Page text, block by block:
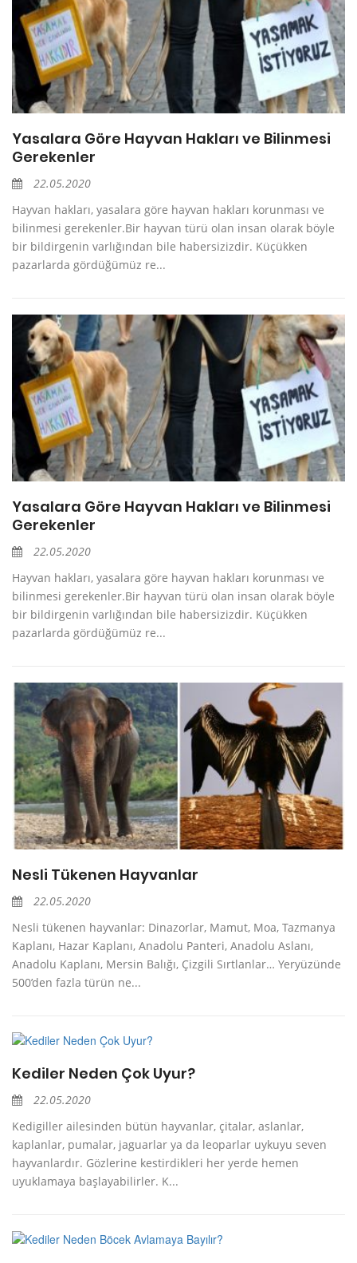
Yasalara Göre Hayvan Hakları ve Bilinmesi
Gerekenler
22.05.2020
Hayvan hakları, yasalara göre hayvan hakları korunması ve
bilinmesi gerekenler.Bir hayvan türü olan insan olarak böyle
bir bildirgenin varlığından bile habersizizdir. Küçükken
pazarlarda gördüğümüz re...
Yasalara Göre Hayvan Hakları ve Bilinmesi
Gerekenler
22.05.2020
Hayvan hakları, yasalara göre hayvan hakları korunması ve
bilinmesi gerekenler.Bir hayvan türü olan insan olarak böyle
bir bildirgenin varlığından bile habersizizdir. Küçükken
pazarlarda gördüğümüz re...
Nesli Tükenen Hayvanlar
22.05.2020
Nesli tükenen hayvanlar: Dinazorlar, Mamut, Moa, Tazmanya
Kaplanı, Hazar Kaplanı, Anadolu Panteri, Anadolu Aslanı,
Anadolu Kaplanı, Mersin Balığı, Çizgili Sırtlanlar… Yeryüzünde
500’den fazla türün ne...
Kediler Neden Çok Uyur?
22.05.2020
Kedigiller ailesinden bütün hayvanlar, çitalar, aslanlar,
kaplanlar, pumalar, jaguarlar ya da leoparlar uykuyu seven
hayvanlardır. Gözlerine kestirdikleri her yerde hemen
uyuklamaya başlayabilirler. K...